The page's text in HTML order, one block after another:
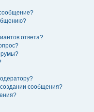
ответа?
сообщения?